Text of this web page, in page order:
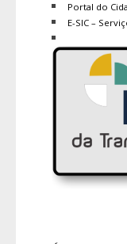
Portal do
E-SIC –